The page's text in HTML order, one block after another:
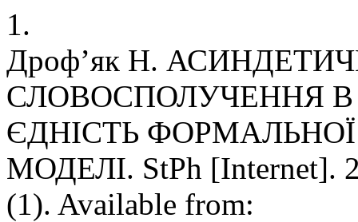
1.
Дроф’як Н.
СЛОВОСПОЛУЧЕННЯ В
ЄДНІСТЬ
МОДЕЛІ. StPh [Internet].
(1). Available from: